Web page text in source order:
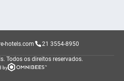
hotels.com 21 3554-8950
Todos os direitos reservados.
by